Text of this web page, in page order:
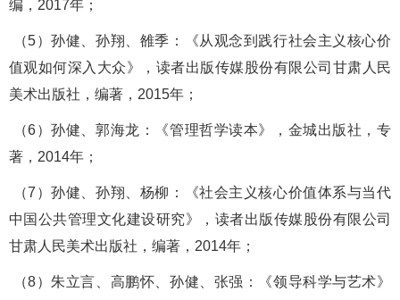
编， 2017年；
（5）孙健、孙翔、雒季 ：《从观念到践行社会主义核心价
值观如何深入大众》，读者出版传媒股份有限公司甘肃人民
美术出版社， 编著 ， 2015年；
（6）孙健、郭海龙：《管理哲学读本》，金城出版社，专
著 ， 2014年；
（7 ）孙健、孙翔、杨柳：《社会主义核心价值体系与当代
中国公共管理文化建设研究》， 读者出版传媒股份有限公司
甘肃人民美术出版社 ， 编著 ， 2014年；
（8）朱立言、高鹏怀、孙健、张强：
《领导科学与艺术》